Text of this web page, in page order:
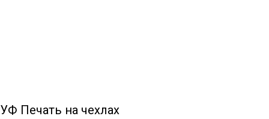
УФ Печать на чехлах